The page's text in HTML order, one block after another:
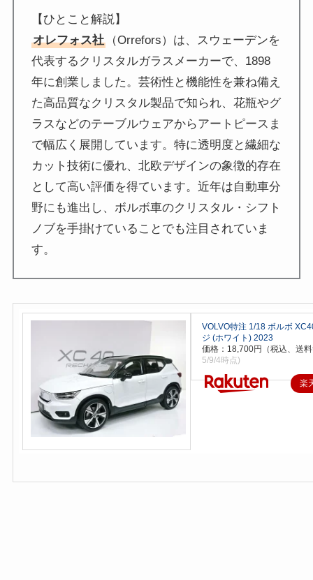
【ひとこと解説】
オレフォス社
（Orrefors）は、スウェーデンを
代表するクリスタルガラスメーカーで、1898
年に創業しました。芸術性と機能性を兼ね備え
た高品質なクリスタル製品で知られ、花瓶やグ
ラスなどのテーブルウェアからアートピースま
で幅広く展開しています。特に透明度と繊細な
カット技術に優れ、北欧デザインの象徴的存在
として高い評価を得ています。近年は自動車分
野にも進出し、ボルボ車のクリスタル・シフト
ノブを手掛けていることでも注目されていま
す。
VOLVO特注 1/18 ボルボ
ジ (ホワイト) 2023
価格：18,700円（税込、送
5/9/4時点)
楽